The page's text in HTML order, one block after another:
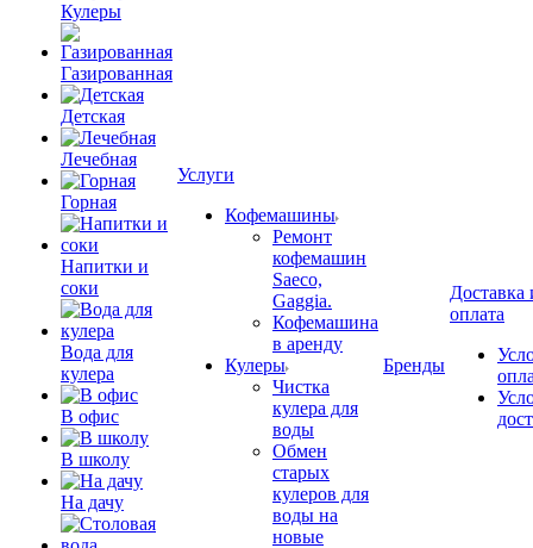
Кулеры
Газированная
Детская
Лечебная
Горная
Напитки и
соки
Вода для
кулера
В офис
В школу
На дачу
Услуги
Кофемашины
Ремонт
кофемашин
Saeco,
Gaggia.
Кофемашина
в аренду
Кулеры
Чистка
кулера для
воды
Обмен
старых
кулеров для
воды на
новые
Бренды
Доставка
оплата